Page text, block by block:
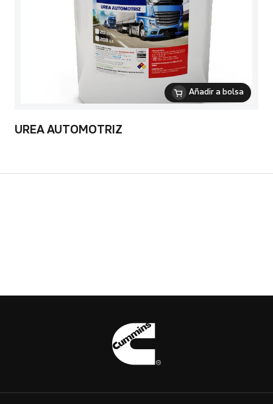
Añadir a bolsa
UREA AUTOMOTRIZ